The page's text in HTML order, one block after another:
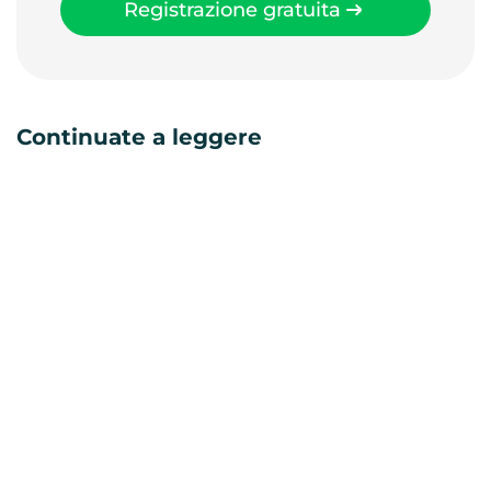
Registrazione gratuita
Continuate a leggere